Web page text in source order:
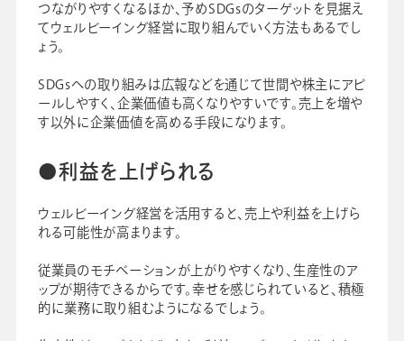
つながりやすくなるほか、予めSDGsのターゲットを見据え
てウェルビーイング経営に取り組んでいく方法もあるでし
ょう。
SDGsへの取り組みは広報などを通じて世間や株主にアピ
ールしやすく、企業価値も高くなりやすいです。売上を増や
す以外に企業価値を高める手段になります。
●利益を上げられる
ウェルビーイング経営を活用すると、売上や利益を上げら
れる可能性が高まります。
従業員のモチベーションが上がりやすくなり、生産性のア
ップが期待できるからです。幸せを感じられていると、積極
的に業務に取り組むようになるでしょう。